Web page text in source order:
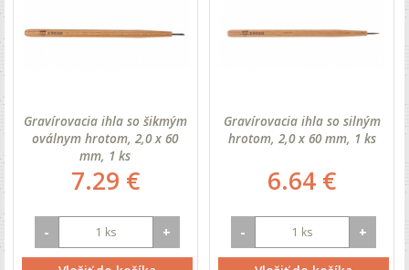
Gravírovacia ihla so šikmým
oválnym hrotom, 2,0 x 60
mm, 1 ks
7.29 €
- +
Gravírovacia ihla so silným
hrotom, 2,0 x 60 mm, 1 ks
6.64 €
- +